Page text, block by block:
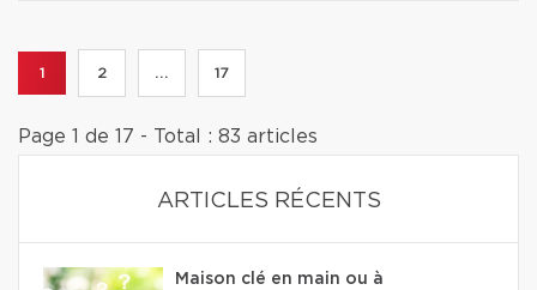
1 2 ... 17
Page 1 de 17 - Total : 83 articles
ARTICLES RÉCENTS
Maison clé en main ou à